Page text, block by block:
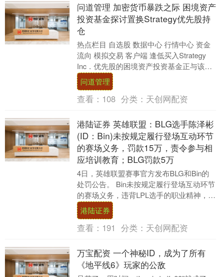
问道管理 加密货币暴跌之际 困境资产
投资基金探讨置换Strategy优先股持
仓
热点栏目 自选股 数据中心 行情中心 资金
流向 模拟交易 客户端 逢低买入Strategy
Inc．优先股的困境资产投资基金正与该公
司一家投行顾问洽谈，拟将所持....
问道管理
查看： 108 分类： 天创网配资
港陆证券 英雄联盟：BLG选手陈泽彬
(ID：Bin)未按规定履行登场互动环节
的赛场义务，罚款15万，责令参与相
应培训教育；BLG罚款5万
4日，英雄联盟赛事官方发布BLG和Bin的
处罚公告。 Bin未按规定履行登场互动环节
的赛场义务，违背LPL选手的职业精神，扰
乱了赛事标准化运行秩序，对观众的观
赛....
港陆证券
查看： 191 分类： 天创网配资
万宝配资 一个神秘ID，成为了所有
《地平线6》玩家的公敌